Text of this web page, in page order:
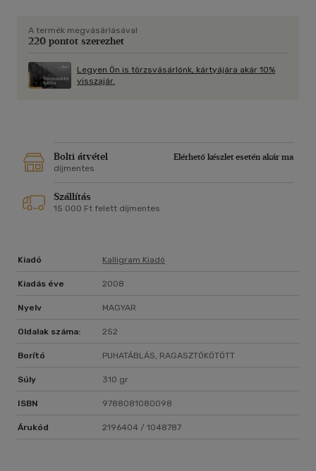
A termék megvásárlásával
220 pontot szerezhet
Legyen Ön is törzsvásárlónk, kártyájára akár 10%
visszajár.
Bolti átvétel
Elérhető készlet esetén akár ma
díjmentes
Szállítás
15 000 Ft felett díjmentes
Kiadó Kalligram Kiadó
Kiadás éve 2008
Nyelv MAGYAR
Oldalak száma: 252
Borító PUHATÁBLÁS, RAGASZTÓKÖTÖTT
Súly 310 gr
ISBN 9788081080098
Árukód 2196404 / 1048787